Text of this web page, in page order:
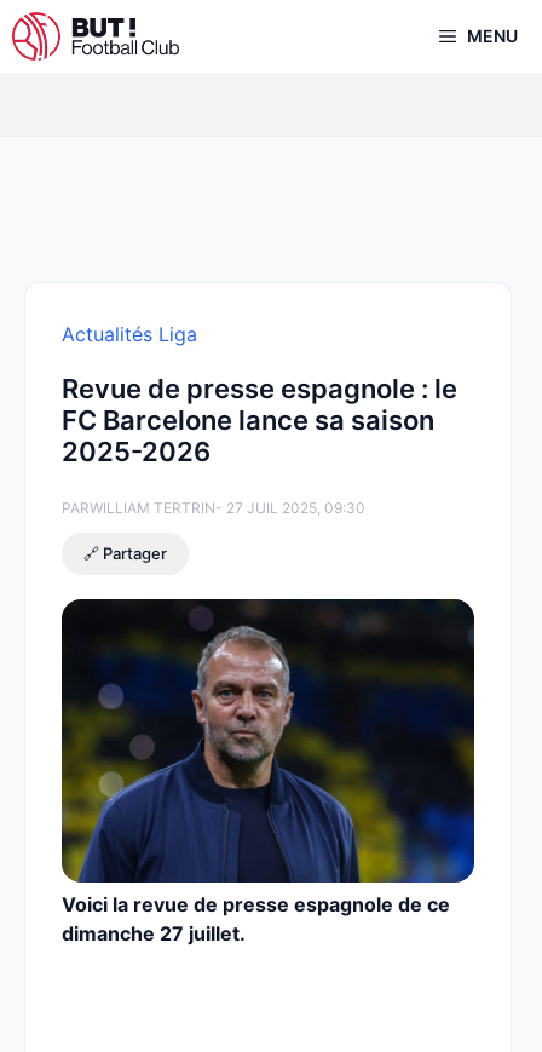
Aller
au
MENU
Actualités Liga
Revue de presse espagnole : le
FC Barcelone lance sa saison
2025-2026
PARWILLIAM TERTRIN- 27 JUIL 2025, 09:30
🔗 Partager
Voici la revue de presse espagnole de ce
dimanche 27 juillet.